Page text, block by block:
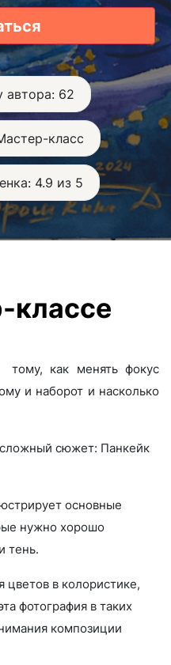
автора: 62
класс
4.9 из 5
классе
как менять фокус
и наборот и насколько
сюжет: Панкейк
основные
нужно хорошо
тень.
в колористике,
фотография в таких
композиции